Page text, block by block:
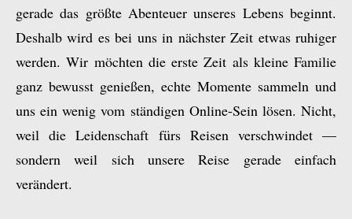
gerade das größte Abenteuer unseres Lebens beginnt.
Deshalb wird es bei uns in nächster Zeit etwas ruhiger
werden. Wir möchten die erste Zeit als kleine Familie
ganz bewusst genießen, echte Momente sammeln und
uns ein wenig vom ständigen Online-Sein lösen. Nicht,
weil die Leidenschaft fürs Reisen verschwindet —
sondern weil sich unsere Reise gerade einfach
verändert.